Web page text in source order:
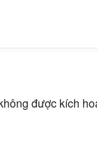
được kích